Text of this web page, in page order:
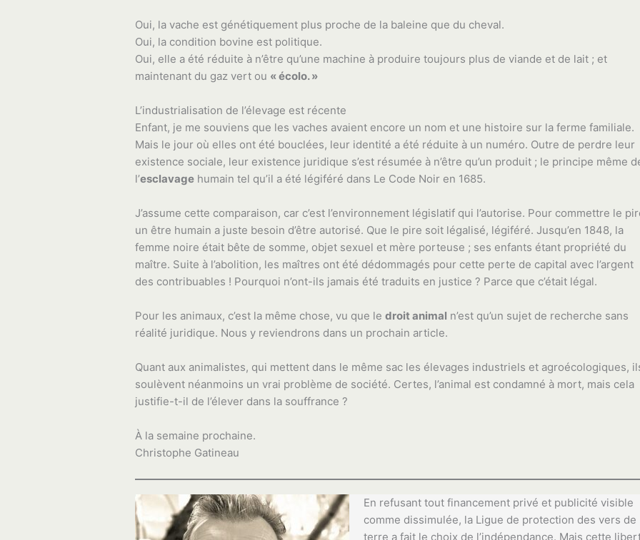
Oui, la vache est génétiquement plus proche de la baleine que du cheval.
Oui, la condition bovine est politique.
Oui, elle a été réduite à n’être qu’une machine à produire toujours plus de viande et de lait ; et
maintenant du gaz vert ou « écolo. »
L’industrialisation de l’élevage est récente
Enfant, je me souviens que les vaches avaient encore un nom et une histoire sur la ferme familiale.
Mais le jour où elles ont été bouclées, leur identité a été réduite à un numéro. Outre de perdre leur
existence sociale, leur existence juridique s’est résumée à n’être qu’un produit ; le principe même
l’esclavagehumain tel qu’il a été légiféré dans Le Code Noir en 1685.
J’assume cette comparaison, car c’est l’environnement législatif qui l’autorise. Pour commettre le
un être humain a juste besoin d’être autorisé. Que le pire soit légalisé, légiféré. Jusqu’en 1848, la
femme noire était bête de somme, objet sexuel et mère porteuse ; ses enfants étant propriété du
maître. Suite à l’abolition, les maîtres ont été dédommagés pour cette perte de capital avec l’argent
des contribuables ! Pourquoi n’ont-ils jamais été traduits en justice ? Parce que c’était légal.
Pour les animaux, c’est la même chose, vu que le droit animal n’est qu’un sujet de recherche sans
réalité juridique. Nous y reviendrons dans un prochain article.
Quant aux animalistes, qui mettent dans le même sac les élevages industriels et agroécologiques,
soulèvent néanmoins un vrai problème de société. Certes, l’animal est condamné à mort, mais cela
justifie-t-il de l’élever dans la souffrance ?
À la semaine prochaine.
Christophe Gatineau
En refusant tout financement privé et publicité visible
comme dissimulée, la Ligue de protection des vers de
terre a fait le choix de l’indépendance. Mais cette